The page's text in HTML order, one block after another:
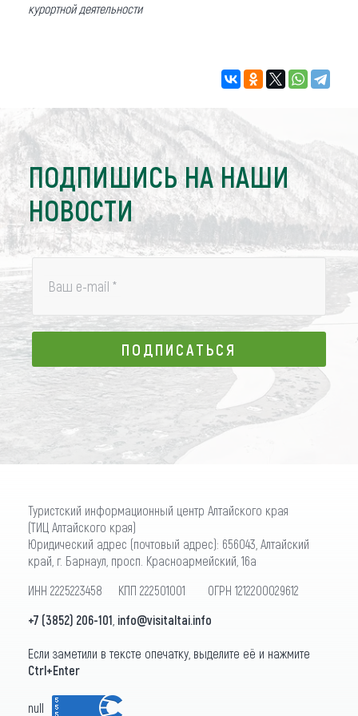
курортной деятельности
ПОДПИШИСЬ НА НАШИ
НОВОСТИ
Ваш e-mail *
ПОДПИСАТЬСЯ
ПОДПИСАТЬСЯ
Туристский информационный центр Алтайского края
(ТИЦ Алтайского края)
Юридический адрес (почтовый адрес): 656043, Алтайский
край, г. Барнаул, просп. Красноармейский, 16а
ИНН 2225223458 КПП 222501001 ОГРН 1212200029612
+7 (3852) 206-101 info@visitaltai.info
Если заметили в тексте опечатку, выделите её и нажмите
Ctrl+Enter
null